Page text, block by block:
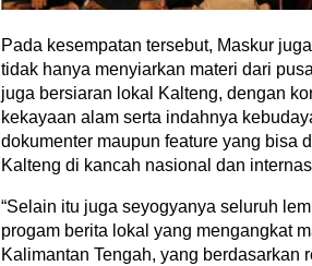
Pada kesempatan tersebut, Maskur
tidak hanya menyiarkan materi dari
juga bersiaran lokal Kalteng, dengan
kekayaan alam serta indahnya
dokumenter maupun feature yang bisa
Kalteng di kancah nasional dan
“Selain itu juga seyogyanya seluruh
progam berita lokal yang mengangkat
Kalimantan Tengah, yang berdasarkan